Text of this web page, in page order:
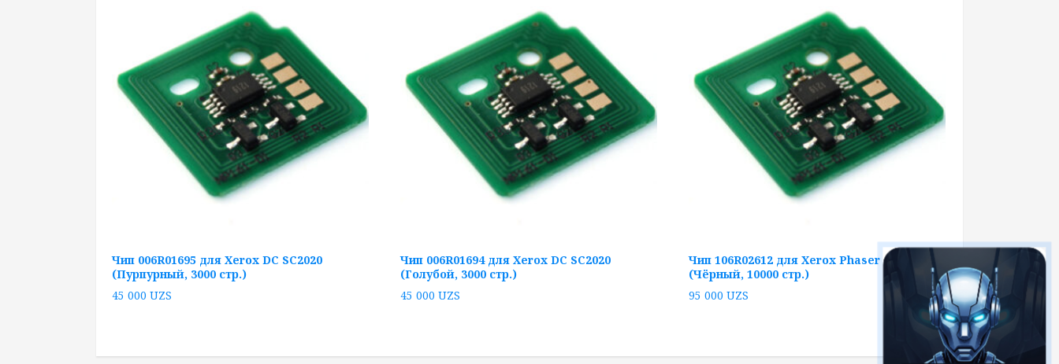
Чип 006R01695 для Xerox DC SC2020
(Пурпурный, 3000 стр.)
45 000 UZS
Чип 006R01694 для Xerox DC SC2020
(Голубой, 3000 стр.)
45 000UZS
Чип 106R02612 для Xerox Phaser 7100
(Чёрный, 10000 стр.)
95 000UZS